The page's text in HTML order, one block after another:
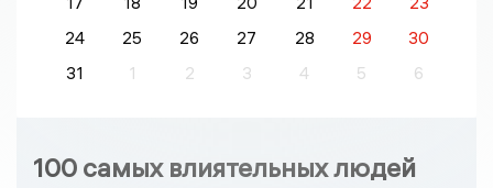
24
25 26 27 28 29
30
31
1 2 3 4 5 6
100 самых влиятельных людей